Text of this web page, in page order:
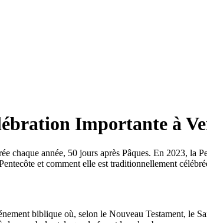
Importante à
chaque année, 50 jours après Pâques. En 2023,
et comment elle est traditionnellement
biblique où, selon le Nouveau Testament, le